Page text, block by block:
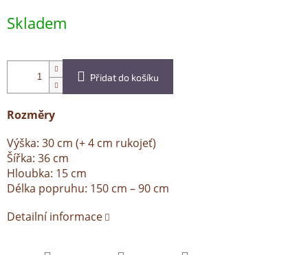
cena:
Skladem
Přidat do košíku
Rozměry
Výška: 30 cm (+ 4 cm rukojeť)
Šířka: 36 cm
Hloubka: 15 cm
Délka popruhu: 150 cm – 90 cm
Detailní informace